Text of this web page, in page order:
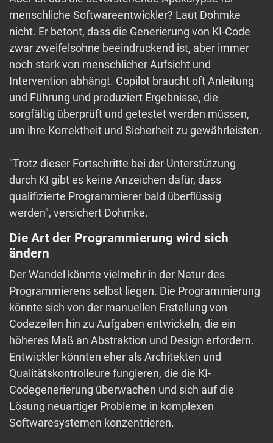
menschliche Softwareentwickler? Laut Dohmke
nicht. Er betont, dass die Generierung von KI-Code
zwar zweifelsohne beeindruckend ist, aber immer
noch stark von menschlicher Aufsicht und
Intervention abhängt. Copilot braucht oft Anleitung
und Führung und produziert Ergebnisse, die
sorgfältig überprüft und getestet werden müssen,
um ihre Korrektheit und Sicherheit zu gewährleisten.
"Trotz dieser Fortschritte bei der Unterstützung
durch KI gibt es keine Anzeichen dafür, dass
qualifizierte Programmierer bald überflüssig
werden", versichert Dohmke.
Die Art der Programmierung wird sich
ändern
Der Wandel könnte vielmehr in der Natur des
Programmierens selbst liegen. Die Programmierung
könnte sich von der manuellen Erstellung von
Codezeilen hin zu Aufgaben entwickeln, die ein
höheres Maß an Abstraktion und Design erfordern.
Entwickler könnten eher als Architekten und
Qualitätskontrolleure fungieren, die die KI-
Codegenerierung überwachen und sich auf die
Lösung neuartiger Probleme in komplexen
Softwaresystemen konzentrieren.